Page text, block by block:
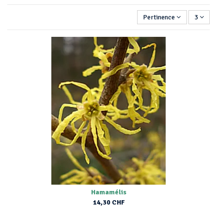
Pertinence 3
Hamamélis
14,30 CHF